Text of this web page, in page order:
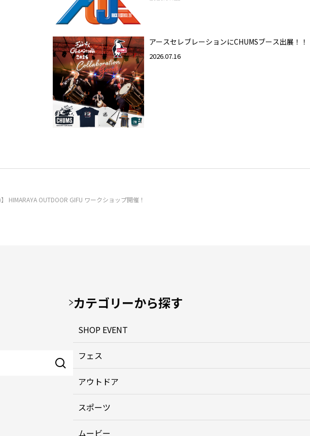
アースセレブレーションにCHUMSブース出展！！
2026.07.16
HIMARAYA OUTDOOR GIFU ワークショップ開催！
カテゴリーから探す
SHOP EVENT
フェス
アウトドア
スポーツ
ムービー